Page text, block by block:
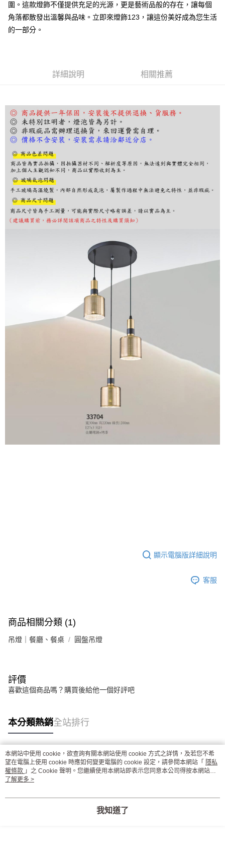
全盈+PAY
AFTEE先享後付
【「AFTEE先享後付」結帳流程】
１．於結帳方式選擇「AFTEE先享後付」後，將跳轉至「AFTEE先享後付」
結帳頁面，進行簡訊認證並確認金額後，即可完成結帳。
２．訂單成立數日內，您將收到繳費通知簡訊。
３．收到繳費通知簡訊後14天內，點擊此簡訊中的連結，可透過四大超商／
ATM／網路銀行／等多元方式進行付款，方視為交易完成。
※ 請注意：結帳手續完成當下不需立刻繳費，但若您需要取消訂單，請聯絡
購買商品的店家。未經商家同意取消之訂單仍視為有效，需透過AFTEE先享
後付繳納相關費用。
※ 交易是否成功請以「AFTEE先享後付 」之結帳頁面顯示為準，若有關於
是否繳費成功／繳費後需取消欲退款等相關疑問，請聯繫「AFTEE先享後付
客戶支援中心」https://netprotections.freshdesk.com/support/home
１．透過由恩沛科技股份有限公司提供之「AFTEE先享後付」服務完成之交
易，需依本服務之必要範圍內提供個人資料，並將交易相關給付款項請求債
權轉讓予恩沛科技股份有限公司。
２．關於個人資料處理事宜，請瀏覽以下網址：
３．未成年的使用者請事先徵得法定代理人或監護人之同意方可使用
「AFTEE先享後付」，若未經同意申辦者引起之損失，本公司不負相關責
４．使用「AFTEE先享後付」時，將依據個別帳號之用戶狀況，依本公司即
時審查核予不同之上限額度；若仍有額度不足之情形，本公司將視審查結果
５．嚴禁一人註冊多個帳號或使用他人資訊註冊。若發現惡意使用之情形，
恩沛科技股份有限公司將有權停止該用戶之使用額度並採取法律行動。
每筆NT$180，滿NT$5,000(含以上)免運費
圍。這款燈飾不僅提供充足的光源，更是藝術品般的存在，讓每個
角落都散發出溫馨與品味。立即來燈飾123，讓這份美好成為您生活
的一部分。
詳細說明 相關推薦
顯示電腦版詳細說明
客服
商品相關分類 (1)
吊燈｜餐廳、餐桌 圓盤吊燈
評價
喜歡這個商品嗎？購買後給他一個好評吧
本分類熱銷全站排行
熱門標籤
本網站中使用 cookie，欲查詢有關本網站使用 cookie 方式之詳情，及若您不希
望在電腦上使用 cookie 時應如何變更電腦的 cookie 設定，請參閱本網站「 隱私
權條款 」之 Cookie 聲明。您繼續使用本網站即表示您同意本公司得按本網站使
用條款之 Cookie 聲明使用 cookie。
了解更多 >
我知道了